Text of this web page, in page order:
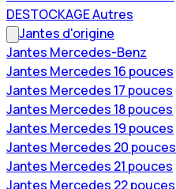
DESTOCKAGE Autres
Jantes d'origine
Jantes Mercedes-Benz
Jantes Mercedes 16 pouces
Jantes Mercedes 17 pouces
Jantes Mercedes 18 pouces
Jantes Mercedes 19 pouces
Jantes Mercedes 20 pouces
Jantes Mercedes 21 pouces
Jantes Mercedes 22 pouces